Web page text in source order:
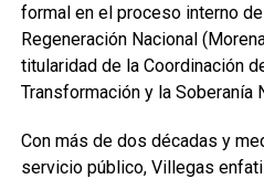
formal en el proceso interno
Regeneración Nacional
titularidad de la Coordinación
Transformación y la Soberanía
Con más de dos décadas y
servicio público, Villegas